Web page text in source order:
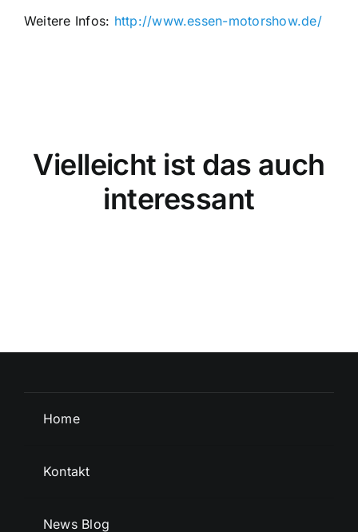
Weitere Infos: http://www.essen-motorshow.de/
Vielleicht ist das auch
interessant
Home
Kontakt
News Blog